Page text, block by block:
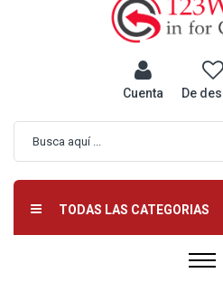
Cuenta De
TODAS LAS CATEGORIAS